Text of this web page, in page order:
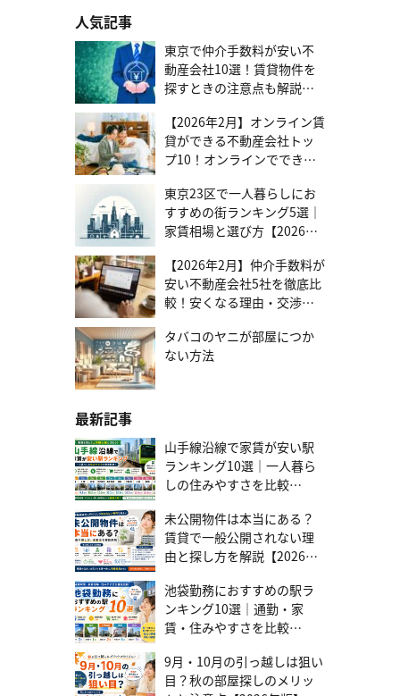
レルームでは、SUUMOやアットホームで見つけた物件のオンライン
内見や契約手続きにも対応可能です。 ライフライン契約や引越し手
配も充実のサポートで、遠方の方でも安心して新生活を始められま
はお気軽にご相談ください。
前に確認しておくべきこと 2人暮らしを始める前に、お互いの希望
や条件をしっかりと確認し合うことが、快適な生活を送るための最
初のステップです。特に以下の点について、事前に話し合うことを
おすすめします。 希望の家賃 家賃は毎月の大きな支出となるため、
お互いの希望を事前によく話し合う必要があります。具体的な金額
を決めておかないと魅力的な設備や間取りに惹かれ、予算オーバー
してしまいがちです。その結果、後々の生活を圧迫してしまう可能
性があります。 初期費用の予算 初期費用の予算計画は余裕を持って
立てることが大切です。特に、家賃の発生時期については注意が必
要です。契約日と実際の入居日が異なる場合も多く、その期間の家
賃も必要となります。また、引越し費用や家具家電の購入費用など
も含めた資金計画を立てることで、安心して新生活をスタートでき
明確にすることが大切です。設備やセキュリティ・周辺環境・通勤
時間など、優先順位をつけて整理しましょう。内見はできるだけ2人
で行くことをおすすめします。実際に家の周りや部屋を見て、具体
的な生活のイメージを共有することで、入居後のミスマッチを防げ
状況や価値観に応じて決める必要があります。主な分担方法として
は、全ての費用を半分ずつ負担する方法と、それぞれの収入に応じ
て負担割合を決める方法があります。分担方法は収入の変化や将来
の貯蓄計画なども考慮しながら、柔軟に調整していきましょう。 生
活スタイル お互いの生活スタイルの違いは、物件選びに大きく影響
します。特に就寝時間や仕事のスケジュールが異なる場合は、それ
合、寝室とリビングを完全に分けられる間取りが望ましいでしょ
びの重要な要素です。生活スタイルの違いは、些細なストレスの原
因となる可能性もあります。お互いの習慣や好みを理解し、必要に
応じて譲り合える部分を話し合っておくことで、より快適な2人暮ら
しを実現できます。 2人暮らしの賃貸は優先順位を決めて探そう！ 2
人暮らしの賃貸物件選びは、将来を左右する大きな決断です。この
記事では、間取りの選び方から、家賃の目安・初期費用・物件選び
の具体的なポイントまで詳しく解説してきました。単に広さや家賃
だけでなく、通勤の利便性・周辺環境・将来の生活設計まで考慮し
た選択が必要です。 理想の賃貸を探すならテレルーム テレルームで
は、お2人の希望に合った物件探しをサポートいたします。仲介手数
料0円からの物件も多数ご用意していますので、まずはお気軽にご相
談ください。まずは話を聞いてみる
後に、いつまでに引っ越すのかを決めます。内定直後に引っ越しを
すると、前職の退職手続きと引っ越しが重なり、精神的にも肉体的
にも落ち着かない日々が続きます。移動距離にもよりますが、内定
から入社日まで1.5～2カ月程度ゆとりを持ったスケジュールで引っ
越しを進められるように調整してください。ゆとりを持たせた引っ
越し期間を決めてから、内定先に入社タイミングを相談します。 現
職の退職意思を報告 内定先とのスケジュール調整が完了したら、現
職に退職する旨を伝えます。退職報告するまでの期限が就業規則に
定められていることがあるため、伝える前に確認してください。退
職意思の報告は、退職日から1～2カ月前と定められていることがあ
ます。会社によっては、後任が決まらないという理由で退職時期を
ずらせないか相談されることもあります。スッパリと断るのではな
く、現職と転職先の会社と相談しながら、両社の最善スケジュール
を探りましょう。入社日と退社日を決めるときは健康保険のことを
考え、できる限り間を明けないようにスケジュールを調整すること
をおすすめします。転職で保険に加入しない空白期間があると、前
社で加入していた保険の任意継続やご自身で国民健康保険への加入
をしなければいけない場合があります。 物件探し・入居審査 まず、
内定先から通勤しやすい物件を探します。物件が見つかったら、不
動産会社を通して内見を申し込みます。内見は実際に訪れるだけで
なく、オンラインで実施している場合もあります。引っ越しまでの
時間が限られている場合は、オンラインで内見しましょう。内見で
は、物件の設備や日当たり、周辺施設など生活しやすい環境が整っ
や電車の込み具合など調べておきましょう。内見で気に入った物件
が見つかったら、入居審査を受けます。入居審査では、主に家賃の
支払い能力を見られます。内定通知書の提出や保証会社の利用など
を求められることも珍しくありません。入居審査が通過したら、引
っ越し業者を決めて住んでいる家の荷造りを開始します。引っ越し
費用を抑え、片付けの手間を減らすために不要なものを処分してく
ださい。内見のポイントをチェックしたい方は、こちらの記事も参
考になります。賃貸内見の流れを完全網羅！予約時に抑えるべき重
要ポイントとは？ 引っ越しに伴う契約手続き 引っ越し前に、電気・
ガス・水道・インターネットなどの契約をしましょう。電気・ガ
ス・水道は引っ越しギリギリまで使うことがあるため、引っ越し前
後のスケジュールを考えて契約することが重要です。インターネッ
トを新規契約して回線をつなぐまでに、時間がかかることがありま
す。仕事でネット回線を使う場合、間に合わないことを考えてモバ
イルルーターやスマートフォンのテザリングなどの代替案を考えて
おくことをおすすめします。また生活インフラの契約だけでなく、
住民票の移動や郵便物・金融機関の住所変更などの手続きも忘れな
いてみる 同棲の初期費用を抑えるコツ：物件選び 初期費用は物件選
びの段階で大きく変わります。特に同棲の場合は二人の通勤や生活
環境を考慮しながら、賢く物件を選ぶことが重要です。以下の3つの
ポイントを押さえることで、同じエリアでも初期費用を抑えた物件
選びが可能になります。 1.駅から少し離れた物件を選ぶ 駅徒歩10分
以上の物件は、駅近物件と比べて初期費用が比較的安く設定されて
います。多少駅から離れていても自転車通勤が可能な場合は、積極
的に検討してみましょう。実際、駅から徒歩10分以内と徒歩10～15
分の物件を比べると、初期費用に20万円程度の差が出ることもあり
5年以上の物件なら初期費用を大きく抑えられます。ただし、設備や
間取りはしっかり確認し、二人の生活に支障がないか確認すること
が重要です。水回りの設備が新しければ、築年数が気にならない物
件も多くあります。 3.人気エリア以外の物件を探す 人気エリアは便
利である反面、初期費用が高額になりがちです。便利な急行停車駅
やターミナル駅から一駅離れただけでも、初期費用に大きな差が出
ることがあります。二人の通勤時間のバランスを考慮しながら、少
し離れたエリアも視野に入れて探しましょう。生活のしやすさとの
バランスは大切なので、実際に物件を見学して、二人で十分に話し
合いながら決めることをおすすめします。 同棲の初期費用を抑える
コツ：引越し 同棲を始める際は、賃貸契約の初期費用に加えて引越
し費用も必要です。二人分の荷物を運ぶため、単身の引越し費用が
二人分必要となり、目安は15～25万円です。距離や時期によっては
さらに高額になることもあります。このように引越し費用は高くな
りがちな分、工夫次第で抑えられる額も大きくなります。以下の方
法を可能な限り取り入れてみましょう。 1.時期の選択 引越し費用は
時期によって大きく変わります。引越しのピークシーズンである3月
と4月は避け、平日や月末を選ぶと費用を抑えられます。早朝など時
間帯によっては、追加で割引が適用されることもあるので、サービ
ス内容をよく確認しましょう。 2.見積もり比較 複数の引越し業者か
ら見積もりを取ることも大切です。最低でも3社以上から見積もりを
取り、料金を比較しましょう。最近はWEB割引を実施している業者
も多いため、オンラインでの見積もり依頼がおすすめです。また、
複数の引越しプランを比較検討することで、最適な料金プランを見
つけられます。 3.不用品の整理 引越し前に断捨離することで、運ぶ
荷物を減らせます。二人の持ち物を確認し、不要になったものは、
リサイクルショップやフリマアプリを活用して処分するのがおすす
めです。場合によっては、売って得たお金を引越し費用の一部に充
てることもできます。このように、引越し費用も事前に計画を立て
ることで、賢く節約できます。初期費用と合わせて、計画的な準備
を心がけましょう。 同棲開始までにすべきことをリストでチェッ
人気記事
東京で仲介手数料が安い不
動産会社10選！賃貸物件を
探すときの注意点も解説
【2026年2月】オンライン賃
貸ができる不動産会社トッ
プ10！オンラインでできる
東京23区で一人暮らしにお
すすめの街ランキング5選｜
家賃相場と選び方【2026年
【2026年2月】仲介手数料が
安い不動産会社5社を徹底比
較！安くなる理由・交渉す
タバコのヤニが部屋につか
ない方法
最新記事
山手線沿線で家賃が安い駅
ランキング10選｜一人暮ら
しの住みやすさを比較
未公開物件は本当にある？
賃貸で一般公開されない理
由と探し方を解説【2026年
池袋勤務におすすめの駅ラ
ンキング10選｜通勤・家
賃・住みやすさを比較
9月・10月の引っ越しは狙い
目？秋の部屋探しのメリッ